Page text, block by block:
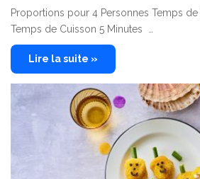
Proportions pour 4 Personnes Temps de
Temps de Cuisson 5 Minutes …
Lire la suite »